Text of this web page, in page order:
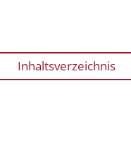
Inhaltsverzeichnis